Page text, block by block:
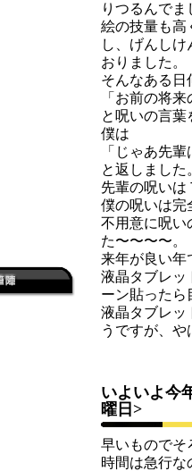
りつるんでま
絵の技量も高
し、げんし
おりました。
そんなある日
「お前の将
と呪いの言葉
僕は
「じゃあ先
と返しました
先輩の呪いは
僕の呪いは完
不用意に呪い
た〜〜〜〜。
来年が良い年
液晶タブレッ
ーン貼ったら
液晶タブレッ
うですが、
いよいよ今
曜日>
早いものでそ
時間は急行な